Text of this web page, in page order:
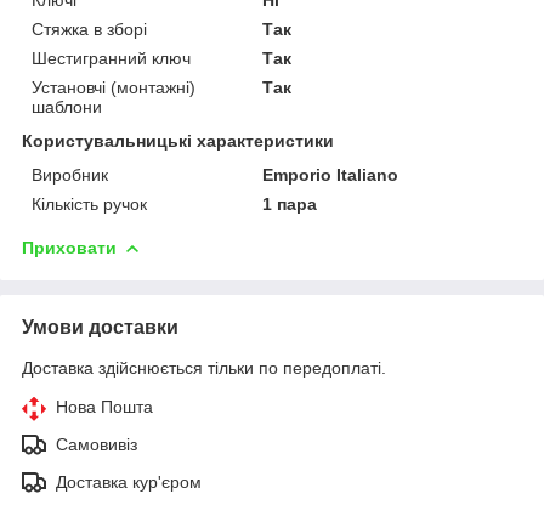
Стяжка в зборі
Так
Шестигранний ключ
Так
Установчі (монтажні)
шаблони
Так
Користувальницькі характеристики
Виробник
Emporio Italiano
Кількість ручок
1 пара
Приховати
Умови доставки
Доставка здійснюється тільки по передоплаті.
Нова Пошта
Самовивіз
Доставка кур'єром